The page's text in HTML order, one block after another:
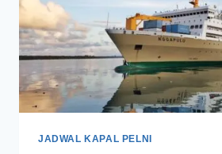
JADWAL KAPAL PELNI